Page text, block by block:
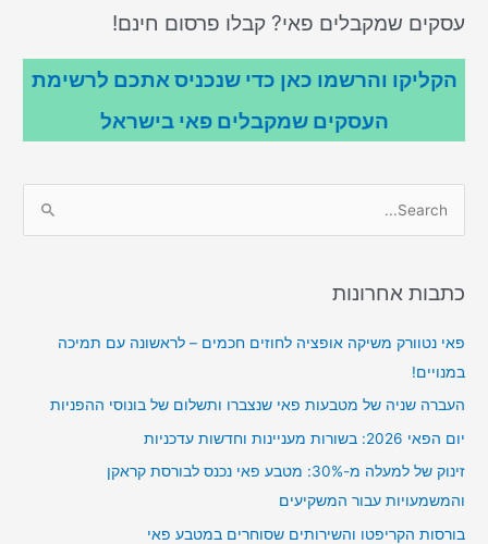
עסקים שמקבלים פאי? קבלו פרסום חינם!
הקליקו והרשמו כאן כדי שנכניס אתכם לרשימת
העסקים שמקבלים פאי בישראל
r
h
f
o
r
כתבות אחרונות
פאי נטוורק משיקה אופציה לחוזים חכמים – לראשונה עם תמיכה
במנויים!
העברה שניה של מטבעות פאי שנצברו ותשלום של בונוסי ההפניות
יום הפאי 2026: בשורות מעניינות וחדשות עדכניות
זינוק של למעלה מ-30%: מטבע פאי נכנס לבורסת קראקן
והמשמעויות עבור המשקיעים
בורסות הקריפטו והשירותים שסוחרים במטבע פאי